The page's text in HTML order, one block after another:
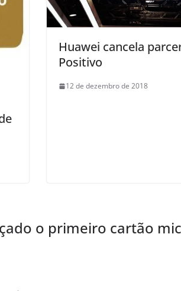
Huawei cancela
Positivo
12 de dezembro de 2018
o primeiro cartão